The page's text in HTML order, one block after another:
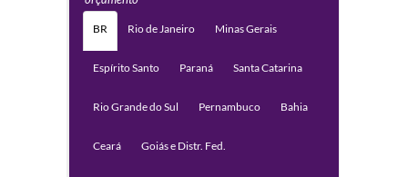
BR Rio de Janeiro Minas Gerais
Espírito Santo Paraná Santa Catarina
Rio Grande do Sul Pernambuco Bahia
Ceará Goiás e Distr. Fed.